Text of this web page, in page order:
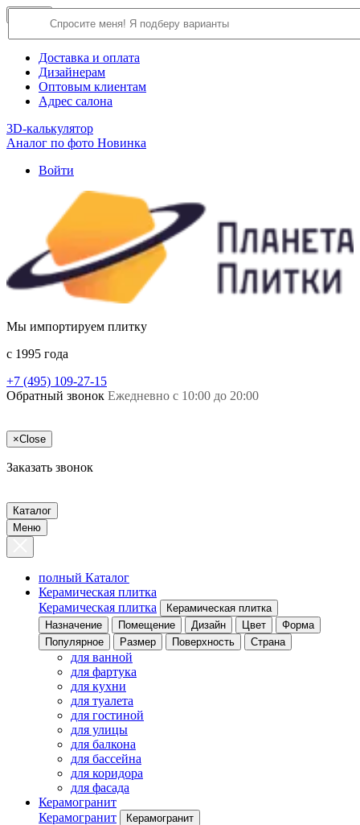
О компании
Доставка и оплата
Дизайнерам
Оптовым клиентам
Адрес салона
3D-калькулятор
Аналог по фото Новинка
Войти
Мы импортируем плитку
c 1995 года
+7 (495) 109-27-15
Обратный звонок Ежедневно с 10:00 до 20:00
×Close
Заказать звонок
Каталог
Меню
полный Каталог
Керамическая плитка
Керамическая плитка
Керамическая плитка
Назначение
Помещение Дизайн Цвет
Форма
Популярное
Размер Поверхность Страна
для ванной
для фартука
для кухни
для туалета
для гостиной
для улицы
для балкона
для бассейна
для коридора
для фасада
Керамогранит
Керамогранит
Керамогранит